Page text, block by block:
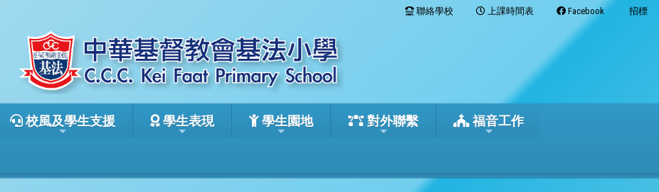
聯絡學校 上課時間表 Facebook 招標
校風及學生支援 學生表現 學生園地 對外聯繫 福音工作